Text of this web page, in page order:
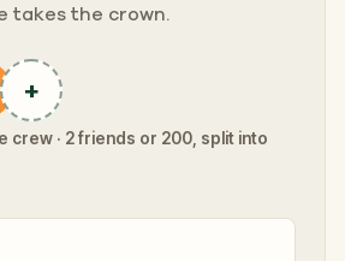
takes the crown.
+
crew · 2 friends or 200, split into